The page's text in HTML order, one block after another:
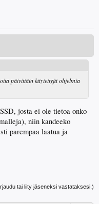
päivittäin käytettyjä ohjelmia
josta ei ole tietoa onko
niin kandeeko
parempaa laatua ja
tai liity jäseneksi vastataksesi.)